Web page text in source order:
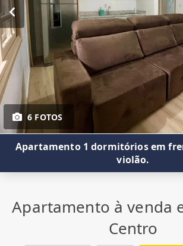
6 FOTOS
Apartamento 1 dormitórios em
violão.
Apartamento à venda
Centro